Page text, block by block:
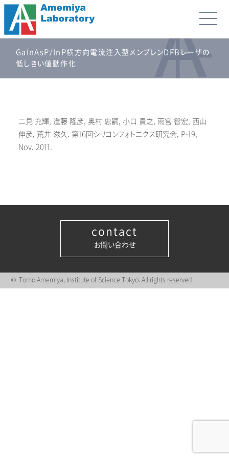
GaInAsP/InP横方向電流注入型メンブレンDFBレーザの
低しきい値動作化
二見 充輝, 進藤 隆彦, 奥村 忠嗣, 小口 貴之, 雨宮 智宏, 西山
伸彦, 荒井 滋久. 第16回シリコンフォトニクス研究会, P-19,
Nov. 2011.
contact
お問い合わせ
© Tomo Amemiya, Institute of Science Tokyo. All rights reserved.